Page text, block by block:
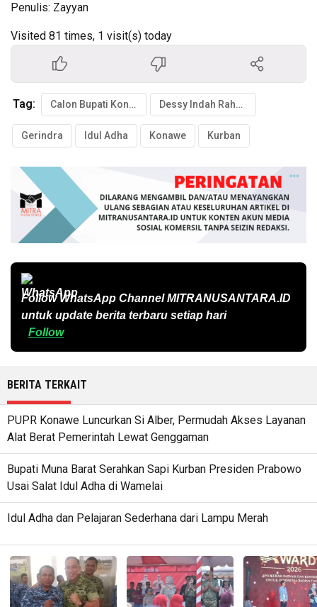
Penulis: Zayyan
Visited 81 times, 1 visit(s) today
Tag: Calon Bupati Konawe Dessy Indah Rahmat
Gerindra Idul Adha Konawe Kurban
Follow WhatsApp ChannelMITRANUSANTARA.ID
untuk update berita terbaru setiap hari
Follow
BERITA TERKAIT
PUPR Konawe Luncurkan Si Alber, Permudah Akses Layanan
Alat Berat Pemerintah Lewat Genggaman
Bupati Muna Barat Serahkan Sapi Kurban Presiden Prabowo
Usai Salat Idul Adha di Wamelai
Idul Adha dan Pelajaran Sederhana dari Lampu Merah